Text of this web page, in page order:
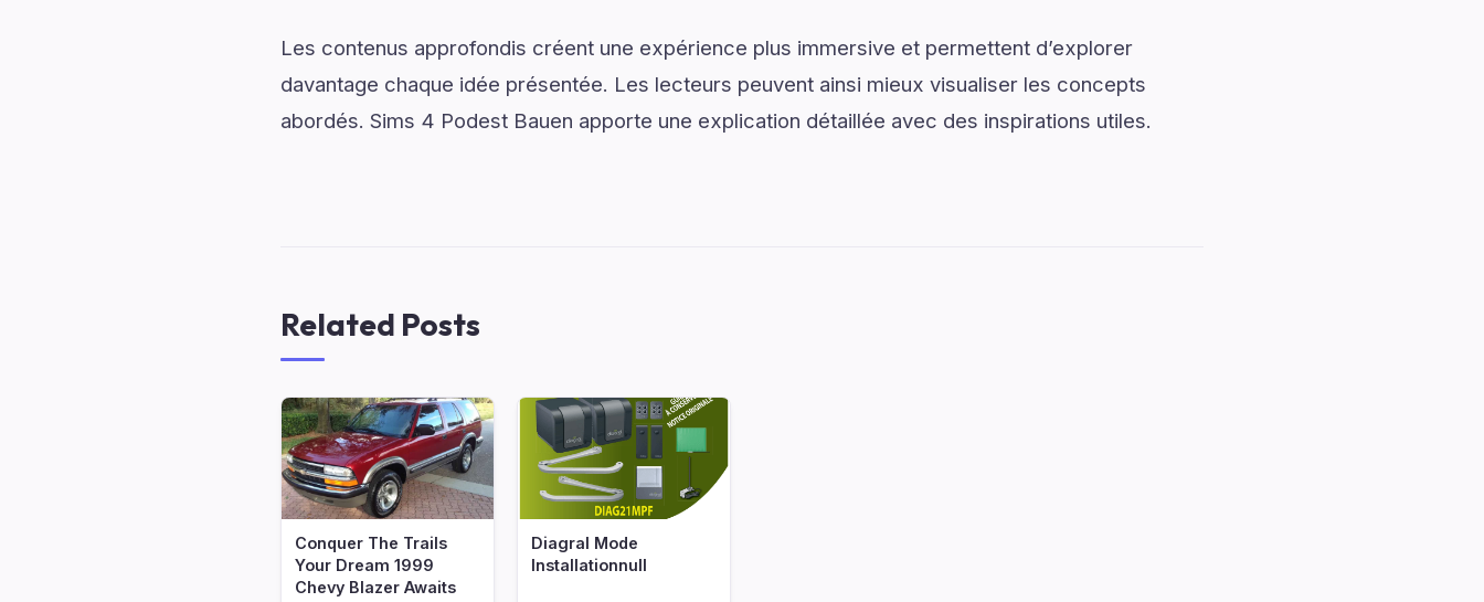
Les contenus approfondis créent une expérience plus immersive et permettent d’explorer
davantage chaque idée présentée. Les lecteurs peuvent ainsi mieux visualiser les concepts
abordés. Sims 4 Podest Bauen apporte une explication détaillée avec des inspirations utiles.
Related Posts
Conquer The Trails
Your Dream 1999
Chevy Blazer Awaits
Diagral Mode
Installationnull